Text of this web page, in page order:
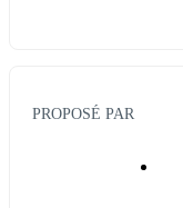
PROPOSÉ PAR